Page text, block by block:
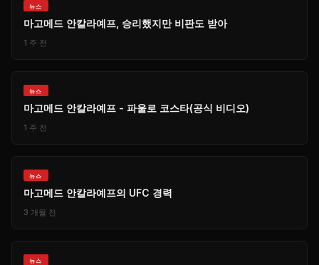
​뉴스
마고메드 안칼라예프, 승리했지만 비판도 받아
1 주 전
​뉴스
마고메드 안칼라예프 - 파울로 코스타(공식 비디오)
1 주 전
​뉴스
마고메드 안칼라예프의 UFC 경력
3 개월 전
​뉴스